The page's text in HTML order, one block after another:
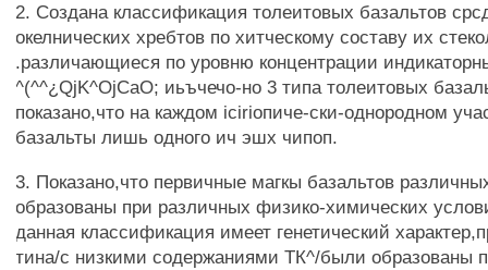
2. Создана классификация толеитовых базальтов
окелнических хребтов по хитческому составу их
.различающиеся по уровню концентрации
^(^^¿QjK^OjCaO; иьъчечо-но 3 типа толеитовых
показано,что на каждом iciriопиче-ски-однородном
базальты лишь одного ич эшх чипоп.
3. Показано,что первичные магкы базальтов
образованы при различных физико-химических
данная классификация имеет генетический
тина/с низкими содержаниями ТК^/были образованы